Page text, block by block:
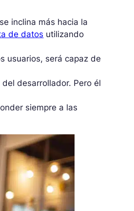
inclina más hacia la
de datos utilizando
usuarios, será capaz de
desarrollador. Pero él
siempre a las